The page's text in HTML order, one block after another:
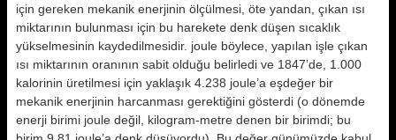
için gereken mekanik enerjinin ölçül­mesi, öte yandan, çıkan ısı
miktarının bulunması için bu harekete denk dü­şen sıcaklık
yükselmesinin kaydedil­mesidir. joule böylece, yapılan işle çı­kan
ısı miktarının oranının sabit oldu­ğu belirledi ve 1847’de, 1.000
kalori­nin üretilmesi için yaklaşık 4.238 jou­le’a eşdeğer bir
mekanik enerjinin harcanması gerektiğini gösterdi (o dö­nemde
enerji birimi joule değil, kilogram-metre denen bir birimdi; bu